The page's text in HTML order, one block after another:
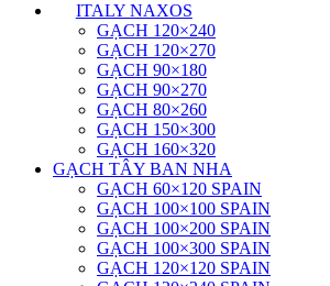
ITALY NAXOS
GẠCH 120×240
GẠCH 120×270
GẠCH 90×180
GẠCH 90×270
GẠCH 80×260
GẠCH 150×300
GẠCH 160×320
GẠCH TÂY BAN NHA
GẠCH 60×120 SPAIN
GẠCH 100×100 SPAIN
GẠCH 100×200 SPAIN
GẠCH 100×300 SPAIN
GẠCH 120×120 SPAIN